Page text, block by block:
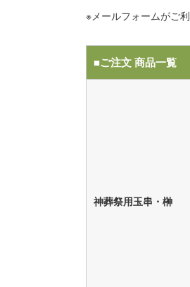
※メールフォームがご
■ご注文 商品一覧
神葬祭用玉串・榊